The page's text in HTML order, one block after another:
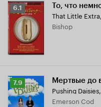
Рейтинг
Кинопоиска
6.1
6.1 То, что
That Little Extra,
Bishop
Рейтинг
Кинопоиска
7.9
7.9 Мертвые до
Pushing Daisies,
Emerson Cod